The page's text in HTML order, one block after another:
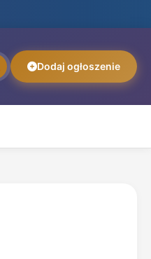
Dodaj ogłoszenie